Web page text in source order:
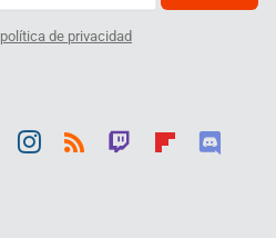
política de privacidad